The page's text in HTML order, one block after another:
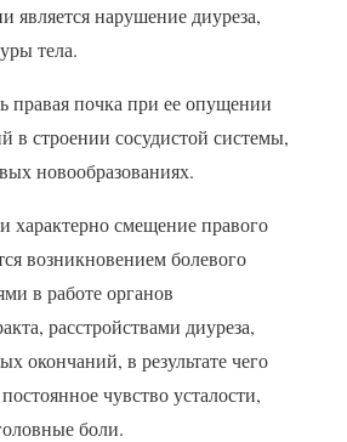
является нарушение диуреза,
тела.
правая почка при ее опущении
в строении сосудистой системы,
новообразованиях.
характерно смещение правого
возникновением болевого
в работе органов
расстройствами диуреза,
окончаний, в результате чего
чувство усталости,
боли.